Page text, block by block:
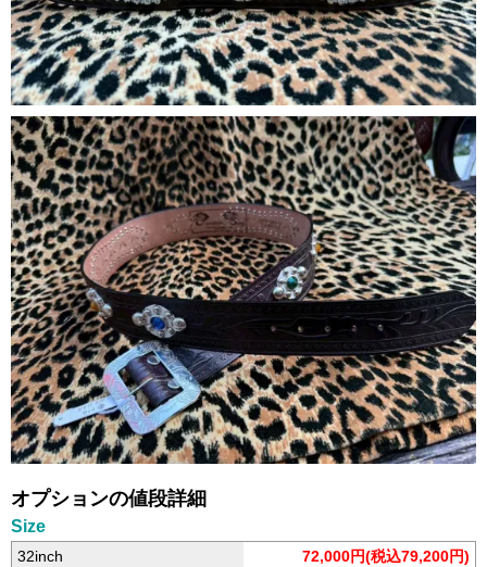
オプションの値段詳細
Size
32inch 72,000円(税込79,200円)